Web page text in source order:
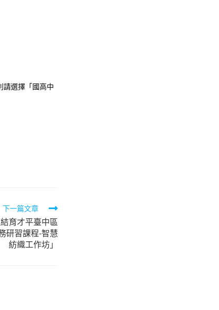
請選擇「國高中
下一篇文章
育才平臺中區
研習課程-智慧
紡織工作坊」